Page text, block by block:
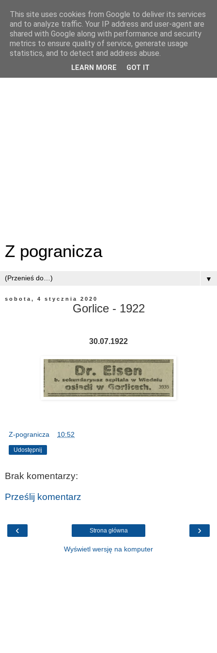
Z pogranicza
▼
sobota, 4 stycznia 2020
Gorlice - 1922
30.07.1922
Z-pogranicza 10:52
Udostępnij
Brak komentarzy:
Prześlij komentarz
‹ ›
Strona główna
Wyświetl wersję na komputer
This site uses cookies from Google to deliver its services
and to analyze traffic. Your IP address and user-agent are
shared with Google along with performance and security
metrics to ensure quality of service, generate usage
statistics, and to detect and address abuse.
LEARN MORE GOT IT